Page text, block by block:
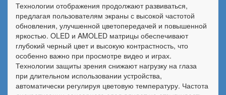
Технологии отображения продолжают развиваться,
предлагая пользователям экраны с высокой частотой
обновления, улучшенной цветопередачей и повышенной
яркостью. OLED и AMOLED матрицы обеспечивают
глубокий черный цвет и высокую контрастность, что
особенно важно при просмотре видео и играх.
Технологии защиты зрения снижают нагрузку на глаза
при длительном использовании устройства,
автоматически регулируя цветовую температуру. Частота